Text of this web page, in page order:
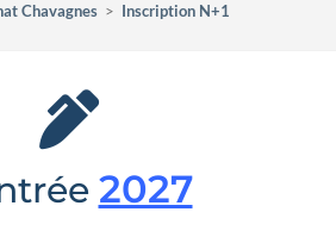
Chavagnes > Inscription N+1
2027